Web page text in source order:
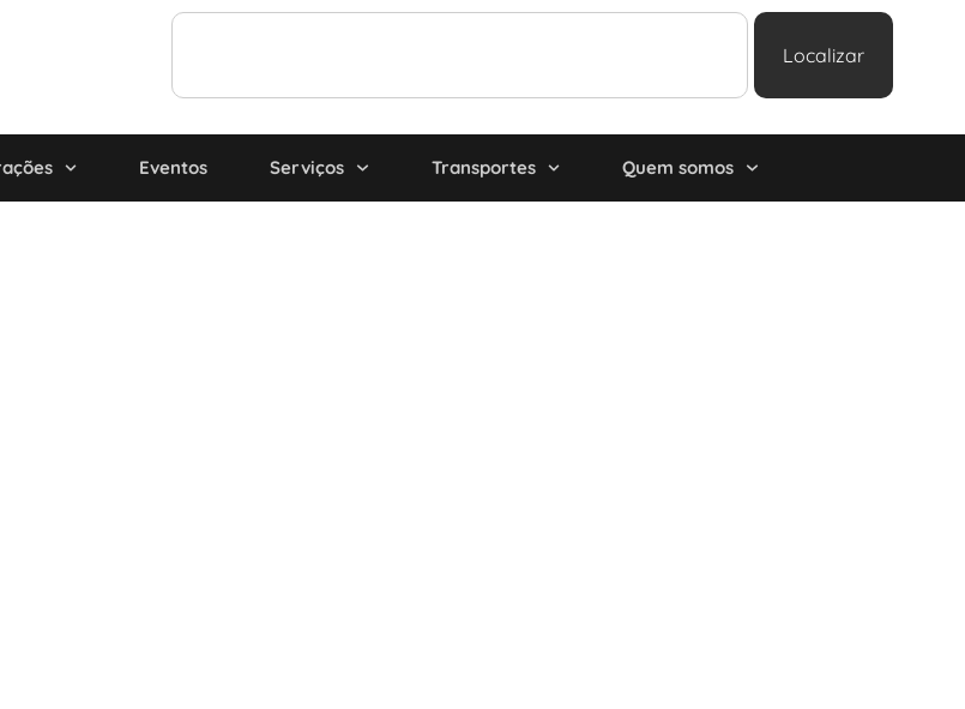
Localizar
Eventos Serviços Transportes Quem somos